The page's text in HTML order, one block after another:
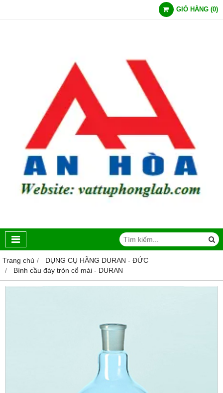
GIỎ HÀNG (0)
Trang chủ
DỤNG CỤ HÃNG DURAN - ĐỨC
Bình cầu đáy tròn cổ mài - DURAN